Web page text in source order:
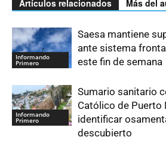
Artículos relacionados Más del
Informando
Primero
Saesa mantiene
ante sistema
este fin de semana
Informando
Primero
Sumario sanitario
Católico de Puerto
identificar
descubierto